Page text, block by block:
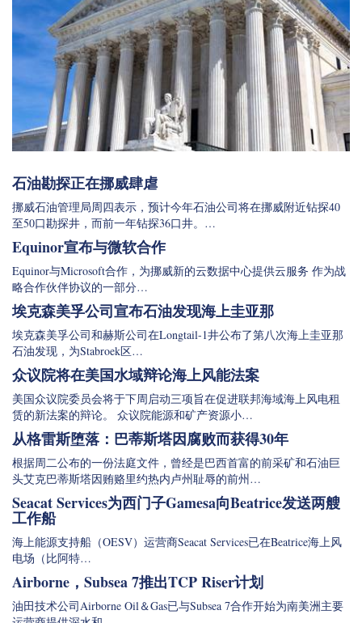
石油勘探正在挪威肆虐
挪威石油管理局周四表示，预计今年石油公司将在挪威附近钻探40
至50口勘探井，而前一年钻探36口井。…
Equinor宣布与微软合作
Equinor与Microsoft合作，为挪威新的云数据中心提供云服务 作为战
略合作伙伴协议的一部分…
埃克森美孚公司宣布石油发现海上圭亚那
埃克森美孚公司和赫斯公司在Longtail-1井公布了第八次海上圭亚那
石油发现，为Stabroek区…
众议院将在美国水域辩论海上风能法案
美国众议院委员会将于下周启动三项旨在促进联邦海域海上风电租
赁的新法案的辩论。 众议院能源和矿产资源小…
从格雷斯堕落：巴蒂斯塔因腐败而获得30年
根据周二公布的一份法庭文件，曾经是巴西首富的前采矿和石油巨
头艾克巴蒂斯塔因贿赂里约热内卢州耻辱的前州…
Seacat Services为西门子Gamesa向Beatrice发送两艘
工作船
海上能源支持船（OESV）运营商Seacat Services已在Beatrice海上风
电场（比阿特…
Airborne，Subsea 7推出TCP Riser计划
油田技术公司Airborne Oil＆Gas已与Subsea 7合作开始为南美洲主要